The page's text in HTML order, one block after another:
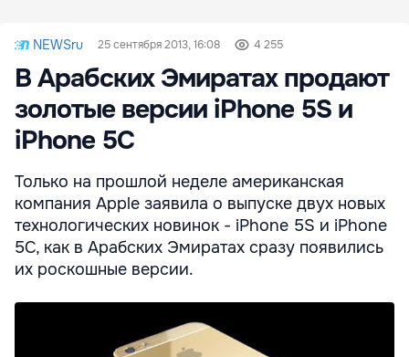
NEWSru 25 сентября 2013, 16:08 4 255
B Арабских Эмиратах продают
золотые версии iPhone 5S и
iPhone 5C
Только на прошлой неделе американская
компания Apple заявила о выпуске двух новых
технологических новинок - iPhone 5S и iPhone
5C, как в Арабских Эмиратах сразу появились
их роскошные версии.